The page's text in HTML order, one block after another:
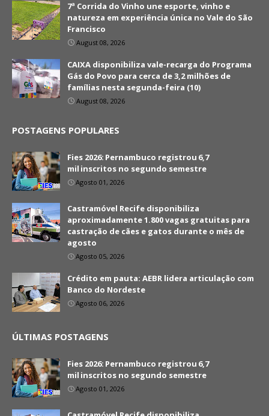
7ª Corrida do Vinho une esporte, vinho e
natureza em experiência única no Vale do São
Francisco
August 08, 2026
CAIXA disponibiliza vale-recarga do Programa
Gás do Povo para cerca de 3,2 milhões de
famílias nesta segunda-feira (10)
August 08, 2026
POSTAGENS POPULARES
Fies 2026: Pernambuco registrou 6,7
mil inscritos no segundo semestre
Agosto 01, 2026
Castramóvel Recife disponibiliza
aproximadamente 1.800 vagas gratuitas para
castração de cães e gatos durante o mês de
agosto
Agosto 05, 2026
Crédito em pauta: AEBR lidera articulação com
Banco do Nordeste
Agosto 06, 2026
ÚLTIMAS POSTAGENS
Fies 2026: Pernambuco registrou 6,7
mil inscritos no segundo semestre
Agosto 01, 2026